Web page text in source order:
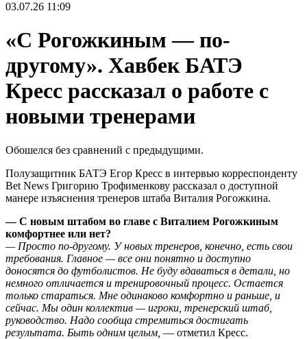
03.07.26 11:09
«С Рогожкиным — по-
другому». Хавбек БАТЭ
Кресс рассказал о работе с
новыми тренерами
Обошелся без сравнений с предыдущими.
Полузащитник БАТЭ Егор Кресс в интервью корреспонденту
Bet News Григорию Трофименкову рассказал о доступной
манере изъяснения тренеров штаба Виталия Рогожкина.
— С новым штабом во главе с Виталием Рогожкиным
комфортнее или нет?
— Просто по-другому. У новых тренеров, конечно, есть свои
требования. Главное — все они понятно и доступно
доносятся до футболистов. Не буду вдаваться в детали, но
немного отличается и тренировочный процесс. Остается
только стараться. Мне одинаково комфортно и раньше, и
сейчас. Мы один коллектив — игроки, тренерский штаб,
руководство. Надо сообща стремиться достигать
результата. Быть одним целым, — отметил Кресс.